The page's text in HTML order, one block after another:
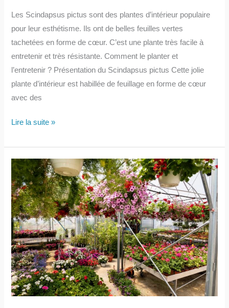
Les Scindapsus pictus sont des plantes d’intérieur populaire
pour leur esthétisme. Ils ont de belles feuilles vertes
tachetées en forme de cœur. C’est une plante très facile à
entretenir et très résistante. Comment le planter et
l’entretenir ? Présentation du Scindapsus pictus Cette jolie
plante d’intérieur est habillée de feuillage en forme de cœur
avec des
Le
complet
du Scindapsus
pictus :
plantation,
entretien,
variété
Lire la suite »